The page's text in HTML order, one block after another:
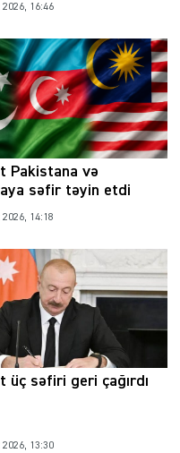
16:46
Pakistana və
səfir təyin etdi
14:18
üç səfiri geri çağırdı
13:30